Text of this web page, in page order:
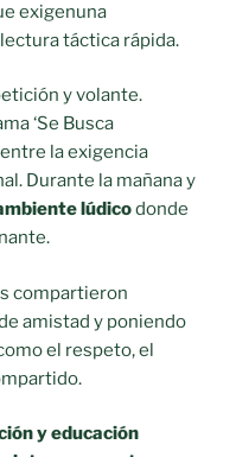
exigenuna
táctica rápida.
y volante.
‘Se Busca
la exigencia
Durante la mañana y
lúdicodonde
compartieron
amistad y poniendo
el respeto, el
y educación